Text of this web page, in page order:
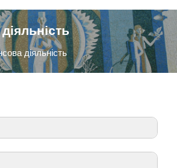
діяльність